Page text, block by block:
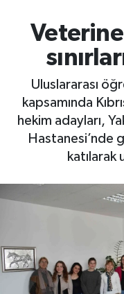
Uluslararası
kapsamında
hekim adayları,
Hastanesi’nde
katılarak
Son Dakika